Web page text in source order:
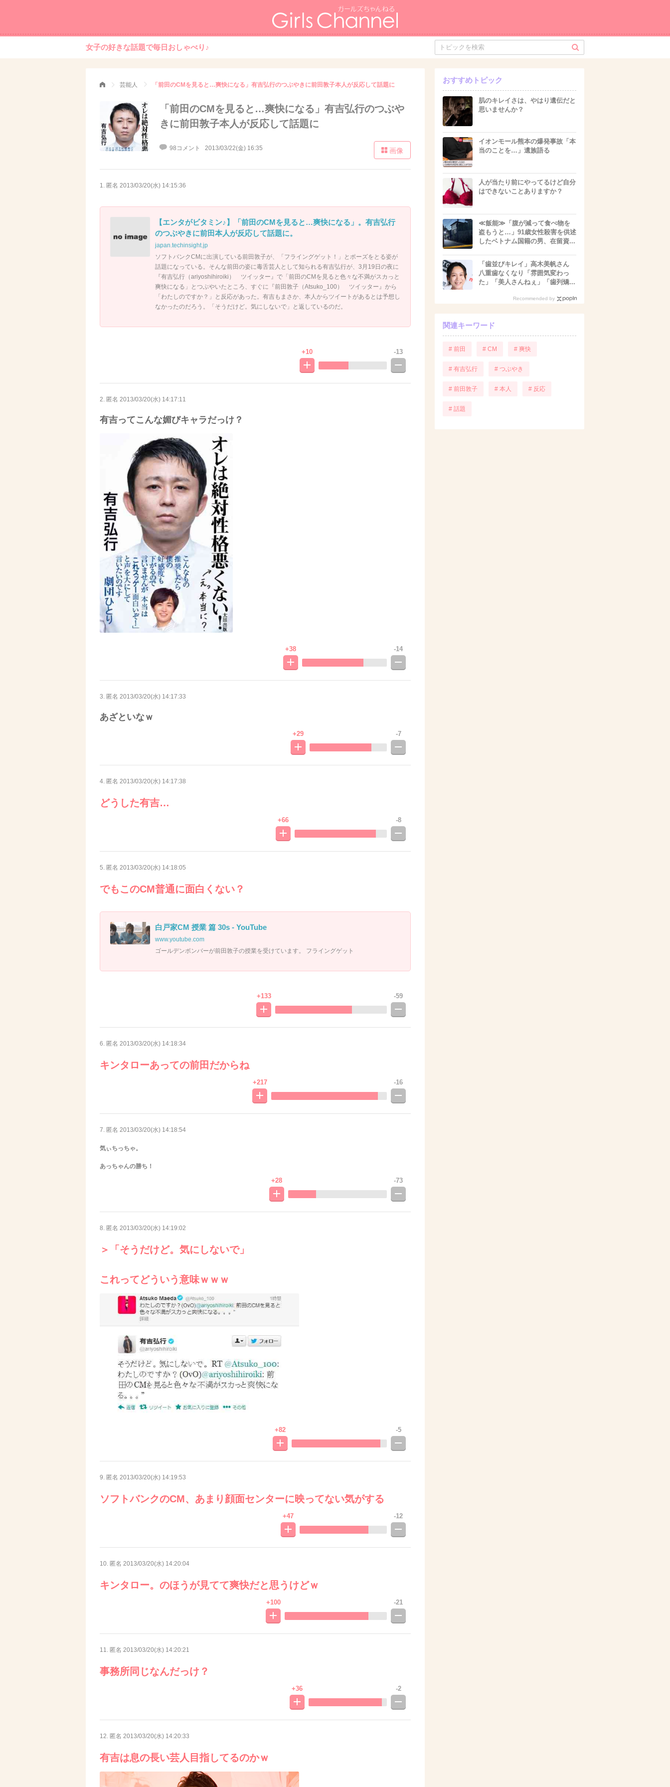
女子の好きな話題で毎日おしゃべり♪
芸能人 「前田のCMを見ると…爽快になる」有吉弘行のつぶやきに前田敦子本人が反応して話題に
「前田のCMを見ると…爽快になる」有吉弘行のつぶや
きに前田敦子本人が反応して話題に
98コメント 2013/03/22(金) 16:35 画像
1. 匿名 2013/03/20(水) 14:15:36
【エンタがビタミン♪】「前田のCMを見ると…爽快になる」。有吉弘行
のつぶやきに前田本人が反応して話題に。
japan.techinsight.jp
ソフトバンクCMに出演している前田敦子が、「フライングゲット！」とポーズをとる姿が
話題になっている。そんな前田の姿に毒舌芸人として知られる有吉弘行が、3月19日の夜に
『有吉弘行（ariyoshihiroiki） ツイッター』で「前田のCMを見ると色々な不満がスカっと
爽快になる」とつぶやいたところ、すぐに『前田敦子（Atsuko_100） ツイッター』から
「わたしのですか？」と反応があった。有吉もまさか、本人からツイートがあるとは予想し
なかったのだろう。「そうだけど。気にしないで」と返しているのだ。
+10 -13
2. 匿名 2013/03/20(水) 14:17:11
有吉ってこんな媚びキャラだっけ？
+38 -14
3. 匿名 2013/03/20(水) 14:17:33
あざといなｗ
+29 -7
4. 匿名 2013/03/20(水) 14:17:38
どうした有吉…
+66 -8
5. 匿名 2013/03/20(水) 14:18:05
でもこのCM普通に面白くない？
白戸家CM 授業 篇 30s - YouTube
www.youtube.com
ゴールデンボンバーが前田敦子の授業を受けています。 フライングゲット
+133 -59
6. 匿名 2013/03/20(水) 14:18:34
キンタローあっての前田だからね
+217 -16
7. 匿名 2013/03/20(水) 14:18:54
気ぃちっちゃ。
あっちゃんの勝ち！
+28 -73
8. 匿名 2013/03/20(水) 14:19:02
＞「そうだけど。気にしないで」
これってどういう意味ｗｗｗ
+82 -5
9. 匿名 2013/03/20(水) 14:19:53
ソフトバンクのCM、あまり顔面センターに映ってない気がする
+47 -12
10. 匿名 2013/03/20(水) 14:20:04
キンタロー。のほうが見てて爽快だと思うけどｗ
+100 -21
11. 匿名 2013/03/20(水) 14:20:21
事務所同じなんだっけ？
+36 -2
12. 匿名 2013/03/20(水) 14:20:33
有吉は息の長い芸人目指してるのかｗ
おすすめトピック
肌のキレイさは、やはり遺伝だと
思いませんか？
イオンモール熊本の爆発事故「本
当のことを…」遺族語る
人が当たり前にやってるけど自分
はできないことありますか？
≪飯能≫「腹が減って食べ物を
盗もうと…」91歳女性殺害を供述
したベトナム国籍の男、在留資...
「歯並びキレイ」高木美帆さん
八重歯なくなり「雰囲気変わっ
た」「美人さんねぇ」「歯列矯...
Recommended by
関連キーワード
# 前田 # CM # 爽快
# 有吉弘行 # つぶやき
# 前田敦子 # 本人 # 反応
# 話題